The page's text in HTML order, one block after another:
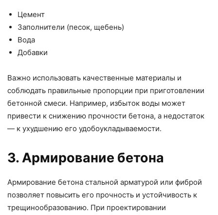
Цемент
Заполнители (песок, щебень)
Вода
Добавки
Важно использовать качественные материалы и
соблюдать правильные пропорции при приготовлении
бетонной смеси. Например, избыток воды может
привести к снижению прочности бетона, а недостаток
— к ухудшению его удобоукладываемости.
3. Армирование бетона
Армирование бетона стальной арматурой или фиброй
позволяет повысить его прочность и устойчивость к
трещинообразованию. При проектировании